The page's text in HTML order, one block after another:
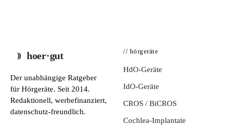
hoer·gut
Der unabhängige Ratgeber
für Hörgeräte. Seit 2014.
Redaktionell, werbefinanziert,
datenschutz-freundlich.
// hörgeräte
HdO-Geräte
IdO-Geräte
CROS / BiCROS
Cochlea-Implantate